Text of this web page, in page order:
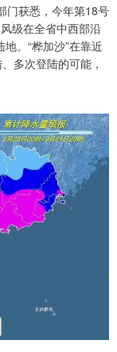
门获悉，今年第18号
级在全省中西部沿
。“桦加沙”在靠近
多次登陆的可能，